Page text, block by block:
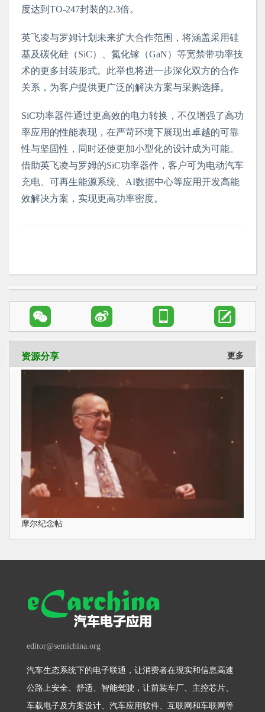
度达到 TO-247封装的2.3倍。
英飞凌与罗姆计划未来扩大合作范围，将涵盖采用硅
基及碳化硅（SiC）、氮化镓（GaN）等宽禁带功率技
术的更多封装形式。此举也将进一步深化双方的合作
关系，为客户提供更广泛的解决方案与采购选择。
SiC功率器件通过更高效的电力转换，不仅增强了高功
率应用的性能表现，在严苛环境下展现出卓越的可靠
性与坚固性，同时还使更加小型化的设计成为可能。
借助英飞凌与罗姆的SiC功率器件，客户可为电动汽车
充电、可再生能源系统、 AI数据中心等应用开发高能
效解决方案，实现更高功率密度。
  
资源分享 更多
摩尔纪念帖
editor@semichina.org
汽车生态系统下的电子联通，让消费者在现实和信息高速
公路上安全、舒适、智能驾驶，让前装车厂、主控芯片、
车载电子及方案设计、汽车应用软件、互联网和车联网等